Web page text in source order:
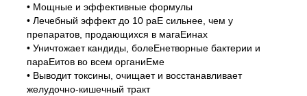
• Мощные и эффективные формулы
• Лечебный эффект до 10 раЕ сильнее, чем у
препаратов, продающихся в магаЕинах
• Уничтожает кандиды, болеЕнетворные бактерии и
параЕитов во всем органиЕме
• Выводит токсины, очищает и восстанавливает
желудочно-кишечный тракт